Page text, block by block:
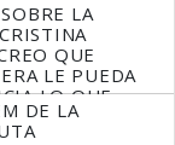
LA
QUE
LE PUEDA
LO QUE
DE LA